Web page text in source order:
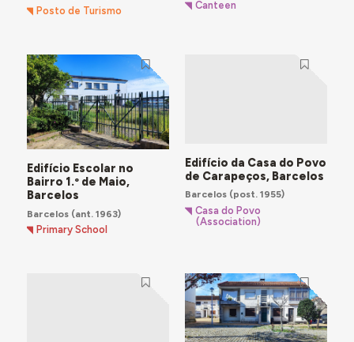
Posto de Turismo
Canteen
Edifício Escolar no
Bairro 1.º de Maio,
Barcelos
Barcelos(ant. 1963)
Primary School
Edifício da Casa do Povo
de Carapeços, Barcelos
Barcelos(post. 1955)
Casa do Povo
(Association)